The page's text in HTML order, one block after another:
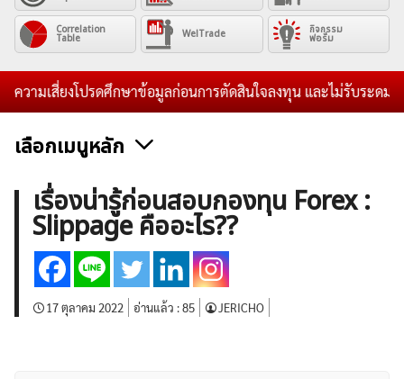
Articles
VPS Register
ค้นหา
สำหรับ:
Correlation
Table WelTrade กิจกรรม
ฟอรั่ม
ามเสี่ยงโปรดศึกษาข้อมูลก่อนการตัดสินใจลงทุน และไม่รับระดมทุนใ
เลือกเมนูหลัก
ข่าวฟอเร็กซ์และสกุลเงิน คริปโตเคอร์เรนซี
ฟรีซิกแนล รายวัน
บทวิเคราะห์
เศรษฐกิจทั่วไป ดัชนี-หุ้น
สินค้าโภคภัณฑ์
โบรกเกอร์ FX
โปรโมชั่น Forex
กองทุน Forex
ฟรี EA
เรื่องน่ารู้ก่อนสอบกองทุน Forex :
Slippage คืออะไร??
17 ตุลาคม 2022 อ่านแล้ว :85 JERICHO